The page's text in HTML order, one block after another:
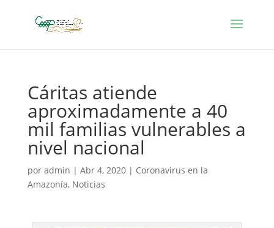
Cáritas atiende
aproximadamente a 40
mil familias vulnerables a
nivel nacional
por admin | Abr 4, 2020| Coronavirus en la
Amazonía, Noticias